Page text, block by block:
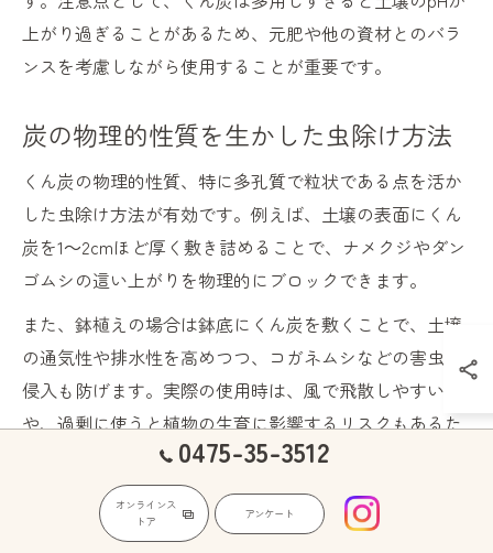
上がり過ぎることがあるため、元肥や他の資材とのバラ
ンスを考慮しながら使用することが重要です。
炭の物理的性質を生かした虫除け方法
くん炭の物理的性質、特に多孔質で粒状である点を活か
した虫除け方法が有効です。例えば、土壌の表面にくん
炭を1～2cmほど厚く敷き詰めることで、ナメクジやダン
ゴムシの這い上がりを物理的にブロックできます。
また、鉢植えの場合は鉢底にくん炭を敷くことで、土壌
の通気性や排水性を高めつつ、コガネムシなどの害虫の
侵入も防げます。実際の使用時は、風で飛散しやすい点
や、過剰に使うと植物の生育に影響するリスクもあるた
め、適量を守りながら活用しましょう。
くん炭 効果を活かす組み合わせ利用法
0475-35-3512
オンラインス
トア
アンケート